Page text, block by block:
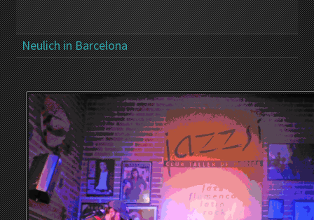
Neulich in Barcelona